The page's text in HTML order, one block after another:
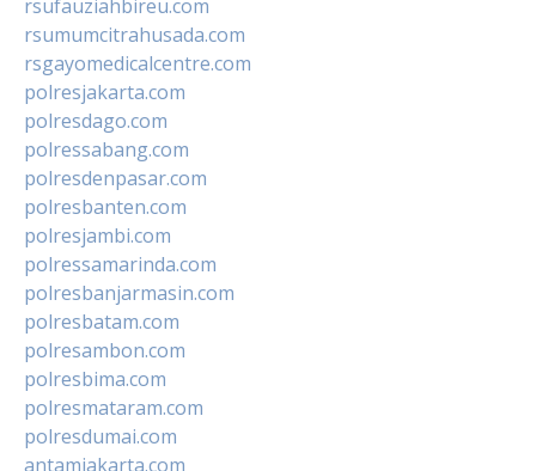
rsufauziahbireu.com
rsumumcitrahusada.com
rsgayomedicalcentre.com
polresjakarta.com
polresdago.com
polressabang.com
polresdenpasar.com
polresbanten.com
polresjambi.com
polressamarinda.com
polresbanjarmasin.com
polresbatam.com
polresambon.com
polresbima.com
polresmataram.com
polresdumai.com
antamjakarta.com